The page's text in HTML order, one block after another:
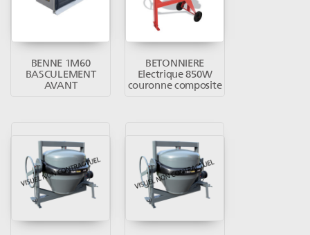
BENNE 1M60
BASCULEMENT
AVANT
BETONNIERE
Electrique 850W
couronne composite